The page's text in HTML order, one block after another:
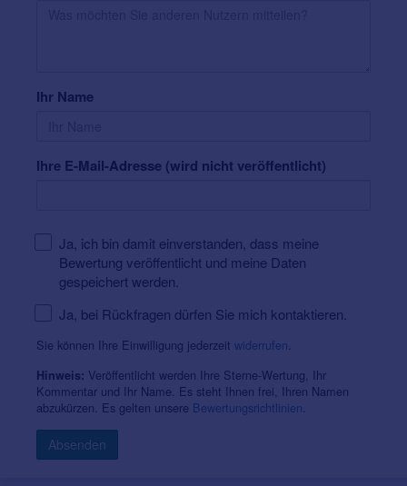
Ihr Name
Ihre E-Mail-Adresse (wird nicht veröffentlicht)
Ja, ich bin damit einverstanden, dass meine
Bewertung veröffentlicht und meine Daten
gespeichert werden.
Ja, bei Rückfragen dürfen Sie mich kontaktieren.
Sie können Ihre Einwilligung jederzeit widerrufen.
Hinweis: Veröffentlicht werden Ihre Sterne-Wertung, Ihr
Kommentar und Ihr Name. Es steht Ihnen frei, Ihren Namen
abzukürzen. Es gelten unsere Bewertungsrichtlinien.
Absenden